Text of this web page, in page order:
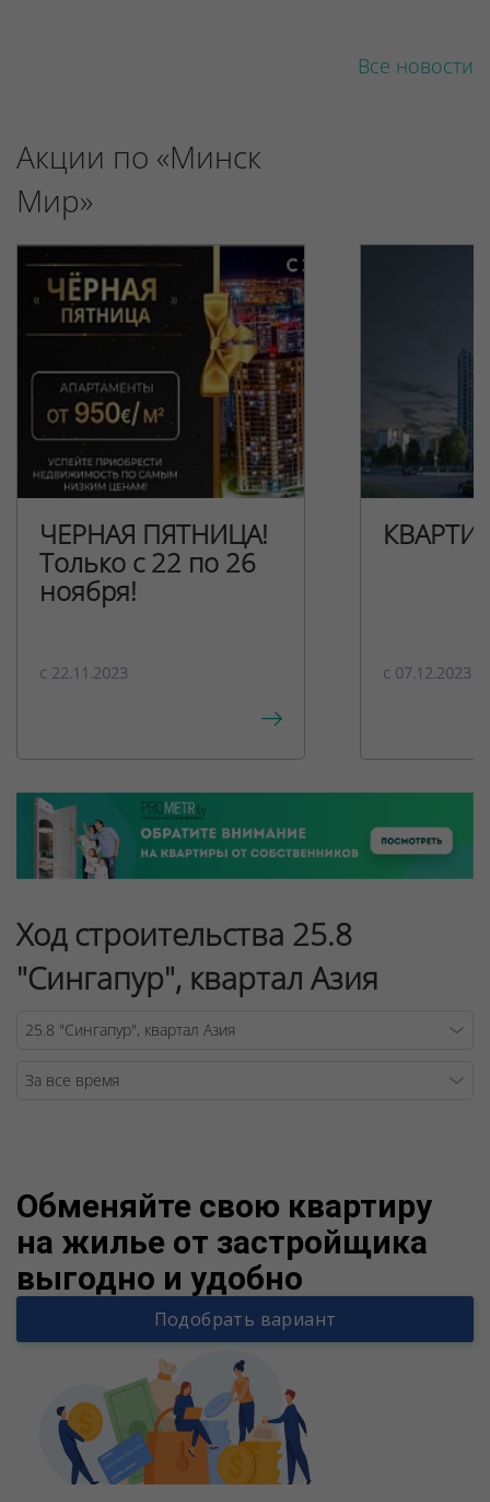
Все новости
Акции по «Минск
Мир»
ЧЕРНАЯ ПЯТНИЦА!
Только с 22 по 26
ноября!
c 22.11.2023 c 07.12.2023
Ход строительства 25.8
"Сингапур", квартал Азия
Обменяйте свою квартиру
на жилье от застройщика
выгодно и удобно
Подобрать вариант